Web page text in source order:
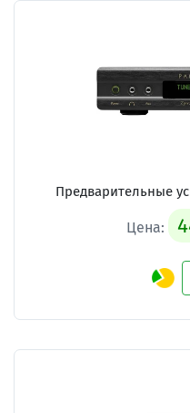
Предварительные
Цена: